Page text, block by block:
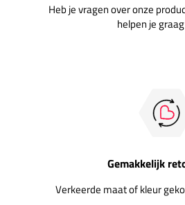
Heb je vragen over onze
helpen je
Gemakkelijk
Verkeerde maat of kleur